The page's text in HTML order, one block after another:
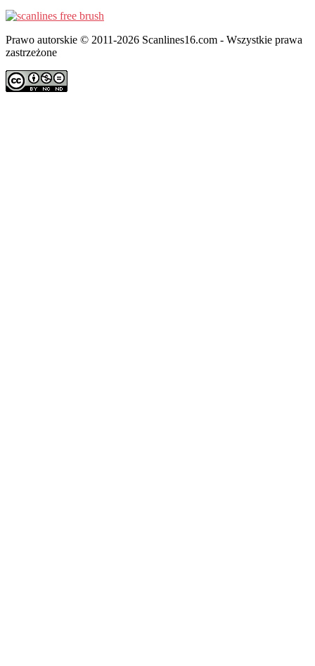
Prawo autorskie © 2011-2026 Scanlines16.com - Wszystkie prawa
zastrzeżone